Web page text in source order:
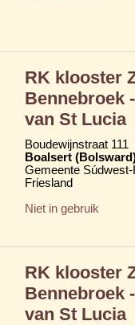
RK klooster
Bennebroek
van St Lucia
Boudewijnstraat 111
Boalsert
Gemeente
Friesland
Niet in gebruik
RK klooster
Bennebroek
van St Lucia